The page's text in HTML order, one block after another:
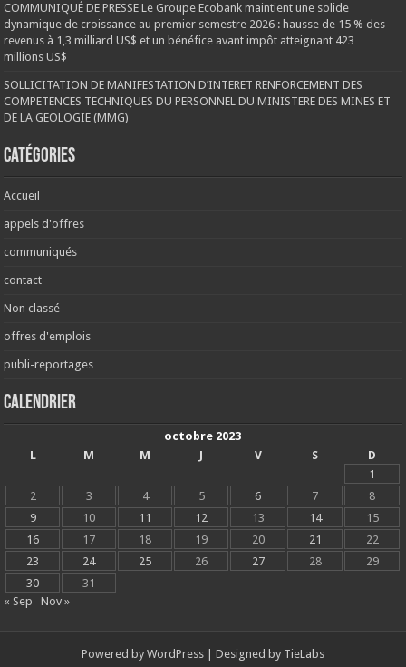
COMMUNIQUÉ DE PRESSE Le Groupe Ecobank maintient une solide
dynamique de croissance au premier semestre 2026 : hausse de 15 % des
revenus à 1,3 milliard US$ et un bénéfice avant impôt atteignant 423
millions US$
SOLLICITATION DE MANIFESTATION D’INTERET RENFORCEMENT DES
COMPETENCES TECHNIQUES DU PERSONNEL DU MINISTERE DES MINES ET
DE LA GEOLOGIE (MMG)
Catégories
Accueil
appels d'offres
communiqués
contact
Non classé
offres d'emplois
publi-reportages
Calendrier
octobre 2023
L
M M J V S
D
1
2
3 4 5 6 7
8
9
10 11 12 13 14
15
16
17 18 19 20 21
22
23
24 25 26 27 28
29
30
31
« Sep
Nov »
Powered by WordPress | Designed by TieLabs